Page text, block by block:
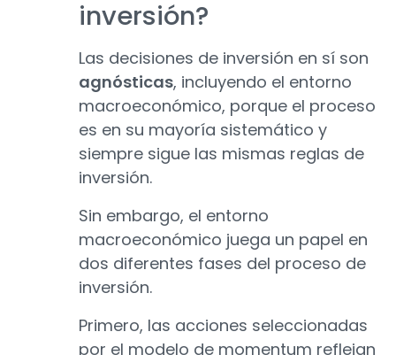
inversión?
Las decisiones de inversión en sí son
agnósticas, incluyendo el entorno
macroeconómico, porque el proceso
es en su mayoría sistemático y
siempre sigue las mismas reglas de
inversión.
Sin embargo, el entorno
macroeconómico juega un papel en
dos diferentes fases del proceso de
inversión.
Primero, las acciones seleccionadas
por el modelo de momentum reflejan